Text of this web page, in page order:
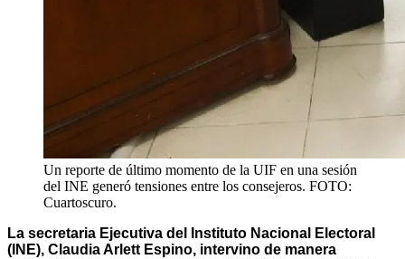
Un reporte de último momento de la UIF en una sesión
del INE generó tensiones entre los consejeros. FOTO:
Cuartoscuro.
La secretaria Ejecutiva del Instituto Nacional Electoral
(INE), Claudia Arlett Espino, intervino de manera